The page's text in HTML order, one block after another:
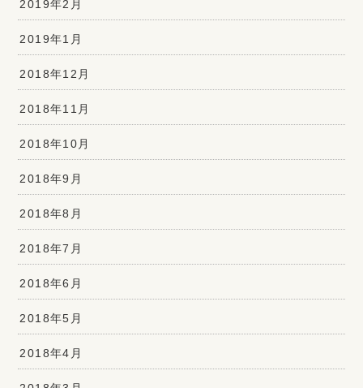
2019年2月
2019年1月
2018年12月
2018年11月
2018年10月
2018年9月
2018年8月
2018年7月
2018年6月
2018年5月
2018年4月